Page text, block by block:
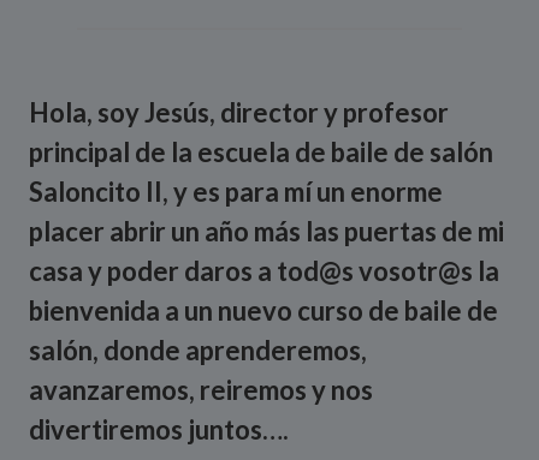
Hola, soy Jesús, director y profesor
principal de la escuela de baile de salón
Saloncito II, y es para mí un enorme
placer abrir un año más las puertas de mi
casa y poder daros a tod@s vosotr@s la
bienvenida a un nuevo curso de baile de
salón, donde aprenderemos,
avanzaremos, reiremos y nos
divertiremos juntos….